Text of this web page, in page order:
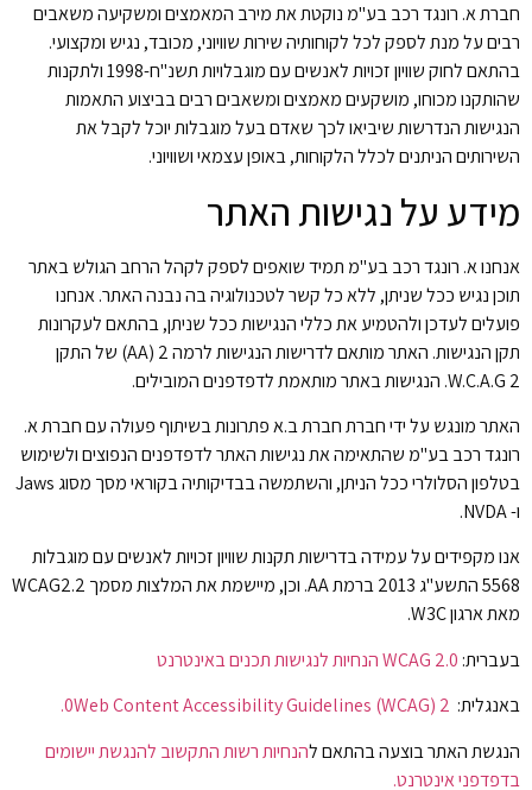
חברת א. רונגד רכב בע"מ נוקטת את מירב המאמצים ומשקיעה משאבים
רבים על מנת לספק לכל לקוחותיה שירות שוויוני, מכובד, נגיש ומקצועי.
בהתאם לחוק שוויון זכויות לאנשים עם מוגבלויות תשנ"ח-1998 ולתקנות
שהותקנו מכוחו, מושקעים מאמצים ומשאבים רבים בביצוע התאמות
הנגישות הנדרשות שיביאו לכך שאדם בעל מוגבלות יוכל לקבל את
השירותים הניתנים לכלל הלקוחות, באופן עצמאי ושוויוני.
מידע על נגישות האתר
אנחנו א. רונגד רכב בע"מ תמיד שואפים לספק לקהל הרחב הגולש באתר
תוכן נגיש ככל שניתן, ללא כל קשר לטכנולוגיה בה נבנה האתר. אנחנו
פועלים לעדכן ולהטמיע את כללי הנגישות ככל שניתן, בהתאם לעקרונות
תקן הנגישות. האתר מותאם לדרישות הנגישות לרמה 2 (AA) של התקן
W.C.A.G 2. הנגישות באתר מותאמת לדפדפנים המובילים.
האתר מונגש על ידי חברת חברת ב.א פתרונות בשיתוף פעולה עם חברת א.
רונגד רכב בע"מ שהתאימה את נגישות האתר לדפדפנים הנפוצים ולשימוש
בטלפון הסלולרי ככל הניתן, והשתמשה בבדיקותיה בקוראי מסך מסוג Jaws
ו- NVDA.
אנו מקפידים על עמידה בדרישות תקנות שוויון זכויות לאנשים עם מוגבלות
5568 התשע"ג 2013 ברמת AA. וכן, מיישמת את המלצות מסמך WCAG2.2
מאת ארגון W3C.
בעברית: WCAG 2.0 הנחיות לנגישות תכנים באינטרנט
באנגלית:
הנגשת האתר בוצעה בהתאם להנחיות רשות התקשוב להנגשת יישומים
בדפדפני אינטרנט.